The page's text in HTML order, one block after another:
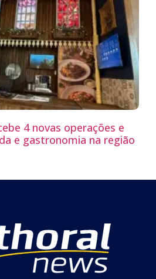
4 novas operações e
e gastronomia na região